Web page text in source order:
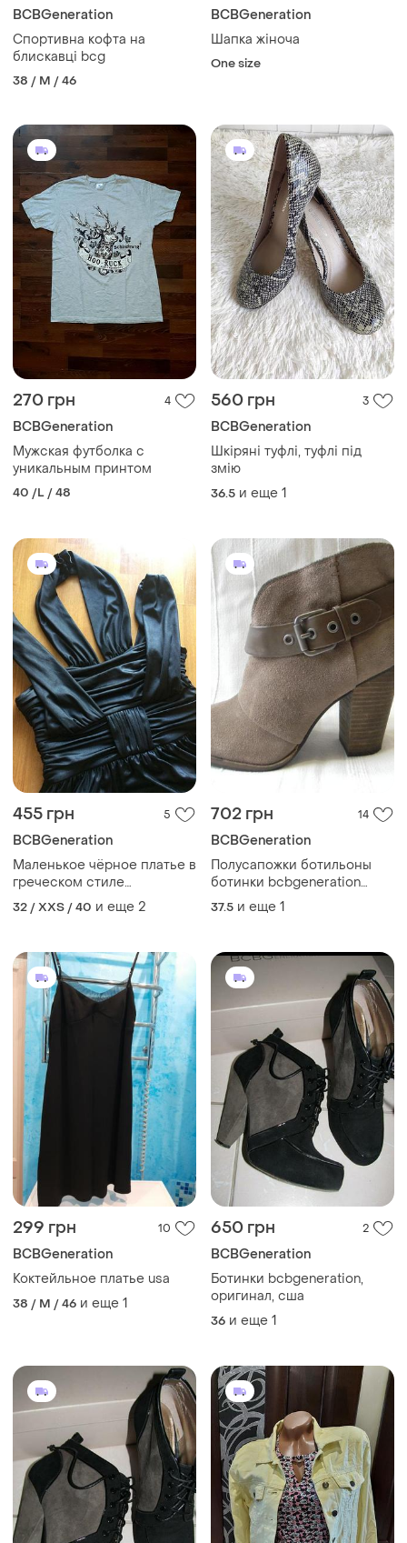
BCBGeneration
Спортивна кофта на
блискавці bcg
38 / M / 46
BCBGeneration
Шапка жіноча
One size
270 грн 4
BCBGeneration
Мужская футболка с
уникальным принтом
40 /L / 48
560 грн 3
BCBGeneration
Шкіряні туфлі, туфлі під
змію
36.5 и еще 1
455 грн 5
BCBGeneration
Маленькое чёрное платье в
греческом стиле
bcbgeneration
32 / XXS / 40 и еще 2
702 грн 14
BCBGeneration
Полусапожки ботильоны
ботинки bcbgeneration
натур.замш р.37,5/4,5
ст.25см
37.5 и еще 1
299 грн 10
BCBGeneration
Коктейльное платье usa
38 / M / 46 и еще 1
650 грн 2
BCBGeneration
Ботинки bcbgeneration,
оригинал, сша
36 и еще 1